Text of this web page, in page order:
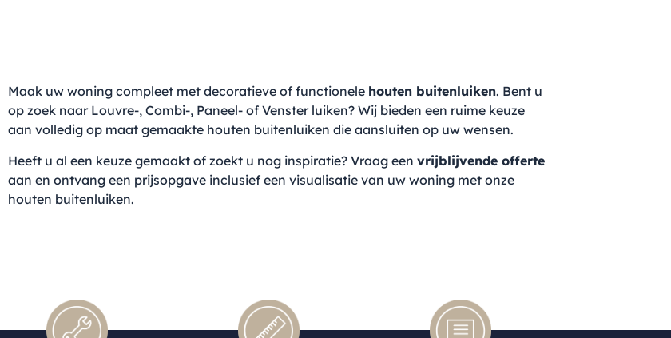
Maak uw woning compleet met decoratieve of functionele houten buitenluiken. Bent u
op zoek naar Louvre-, Combi-, Paneel- of Venster luiken? Wij bieden een ruime keuze
aan volledig op maat gemaakte houten buitenluiken die aansluiten op uw wensen.
Heeft u al een keuze gemaakt of zoekt u nog inspiratie? Vraag een vrijblijvende offerte
aan en ontvang een prijsopgave inclusief een visualisatie van uw woning met onze
houten buitenluiken.